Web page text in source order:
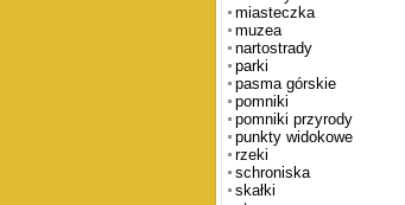
miasteczka
muzea
nartostrady
parki
pasma górskie
pomniki
pomniki przyrody
punkty widokowe
rzeki
schroniska
skałki